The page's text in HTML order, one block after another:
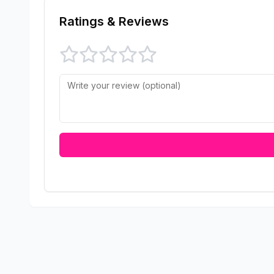
Ratings & Reviews